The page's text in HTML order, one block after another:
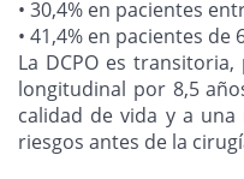
• 30,4% en pacientes
• 41,4% en pacientes de
La DCPO es
longitudinal por 8,5
calidad de vida y a
riesgos antes de la